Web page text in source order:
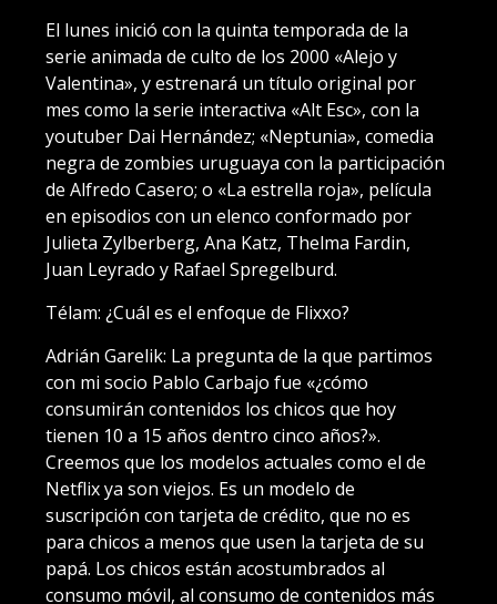
El lunes inició con la quinta temporada de la
serie animada de culto de los 2000 «Alejo y
Valentina», y estrenará un título original por
mes como la serie interactiva «Alt Esc», con la
youtuber Dai Hernández; «Neptunia», comedia
negra de zombies uruguaya con la participación
de Alfredo Casero; o «La estrella roja», película
en episodios con un elenco conformado por
Julieta Zylberberg, Ana Katz, Thelma Fardin,
Juan Leyrado y Rafael Spregelburd.
Télam: ¿Cuál es el enfoque de Flixxo?
Adrián Garelik: La pregunta de la que partimos
con mi socio Pablo Carbajo fue «¿cómo
consumirán contenidos los chicos que hoy
tienen 10 a 15 años dentro cinco años?».
Creemos que los modelos actuales como el de
Netflix ya son viejos. Es un modelo de
suscripción con tarjeta de crédito, que no es
para chicos a menos que usen la tarjeta de su
papá. Los chicos están acostumbrados al
consumo móvil, al consumo de contenidos más